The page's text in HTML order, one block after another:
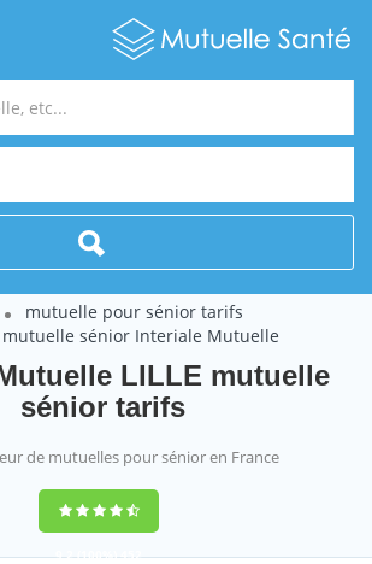
mutuelle pour sénior tarifs
sénior Interiale Mutuelle
LILLE mutuelle
sénior tarifs
de mutuelles pour sénior en France
9,2(100%)452